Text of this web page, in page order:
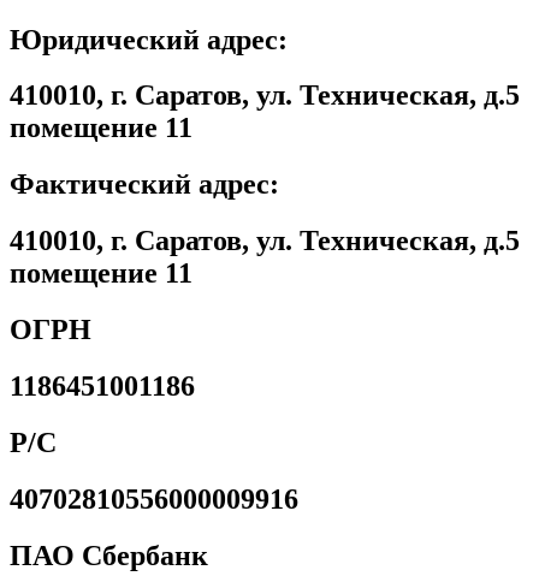
Юридический адрес:
410010, г. Саратов, ул. Техническая, д.5
помещение 11
Фактический адрес:
410010, г. Саратов, ул. Техническая, д.5
помещение 11
ОГРН
1186451001186
Р/С
40702810556000009916
ПАО Сбербанк